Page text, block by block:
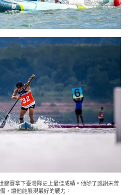
錦賽拿下臺灣隊史上最佳成績。他除了感謝未曾
，讓他能展現最好的戰力。